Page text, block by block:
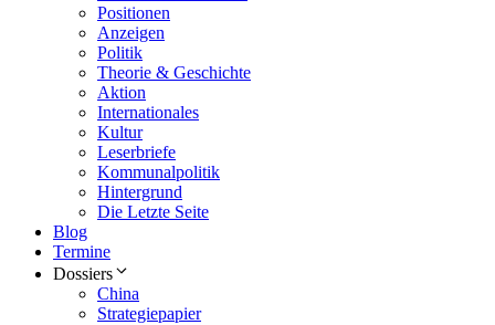
Positionen
Anzeigen
Politik
Theorie & Geschichte
Aktion
Internationales
Kultur
Leserbriefe
Kommunalpolitik
Hintergrund
Die Letzte Seite
Blog
Termine
Dossiers
China
Strategiepapier